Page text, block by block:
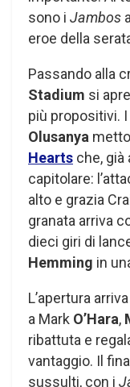
sono i Jambos
eroe della
Passando alla
Stadium si
più propositivi.
Olusanya
Hearts che, già
capitolare:
alto e grazia
granata arriva
dieci giri di
Hemming in
L’apertura
a Mark O’Hara,
ribattuta e
vantaggio. Il
sussulti, con i